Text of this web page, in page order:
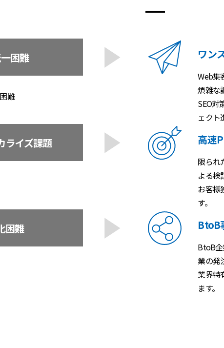
困難
難
ワン
Web集
煩雑な
SEO対
ェクト
ライズ課題 高速
限られ
よる検
お客様
す。
困難 BtoB
BtoB
業の発
業界特
ます。